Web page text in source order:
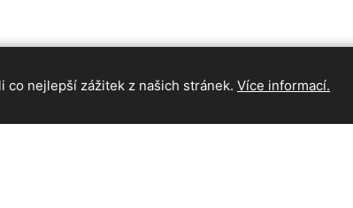
co nejlepší zážitek z našich stránek. Více informací.